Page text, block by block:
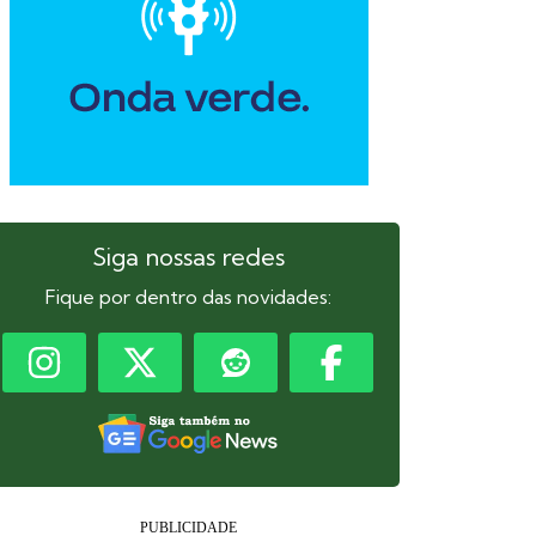
Siga nossas redes
Fique por dentro das novidades: